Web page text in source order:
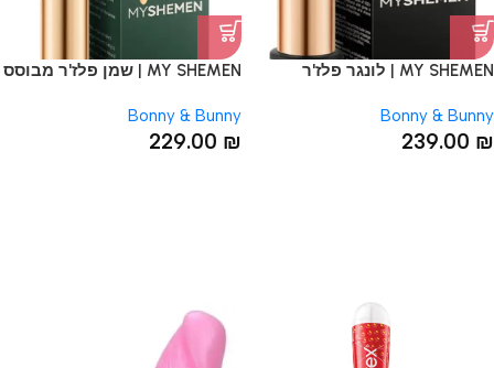
MY SHEMEN | לונגר פלז'ר
Bonny & Bunny
239.00 ₪
MY SHEMEN | שמן פלז'ר מבוסס
Bonny & Bunny
229.00 ₪